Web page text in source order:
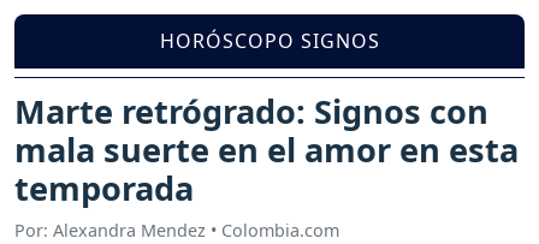
HORÓSCOPO SIGNOS
Marte retrógrado: Signos con
mala suerte en el amor en esta
temporada
Por: Alexandra Mendez • Colombia.com